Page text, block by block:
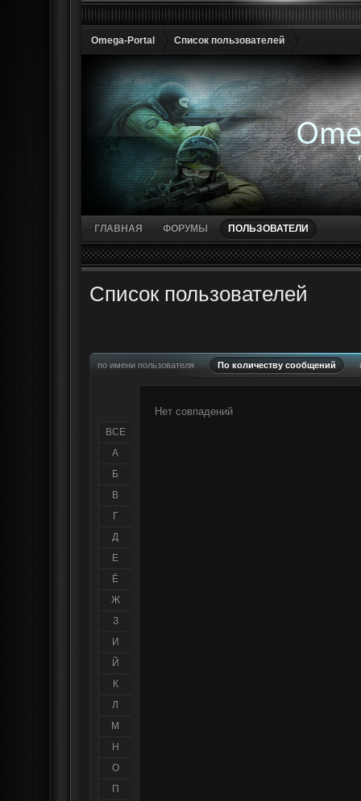
Omega-Portal Список пользователей
ГЛАВНАЯ ФОРУМЫ ПОЛЬЗОВАТЕЛИ
Список пользователей
по имени пользователя По количеству сообщений
ВСЕ
А
Б
В
Г
Д
Е
Ё
Ж
З
И
Й
К
Л
М
Н
О
П
Нет совпадений